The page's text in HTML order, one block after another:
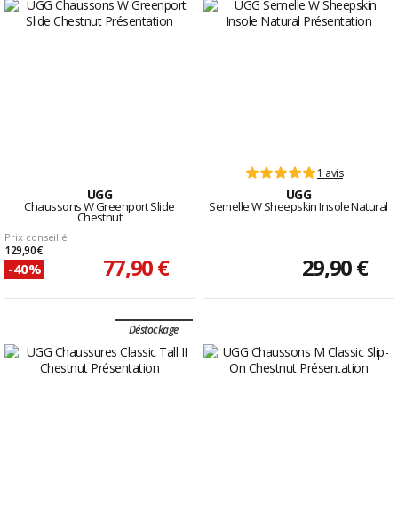
UGG
Chaussons W Greenport Slide
Chestnut
Prix conseillé
129,90 €
-40% 77,90 €
1 avis
UGG
Semelle W Sheepskin Insole Natural
29,90 €
Déstockage